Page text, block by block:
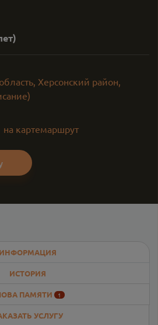
Херсонский район,
на картемаршрут
ИНФОРМАЦИЯ
ИСТОРИЯ
ПАМЯТИ 1
УСЛУГУ